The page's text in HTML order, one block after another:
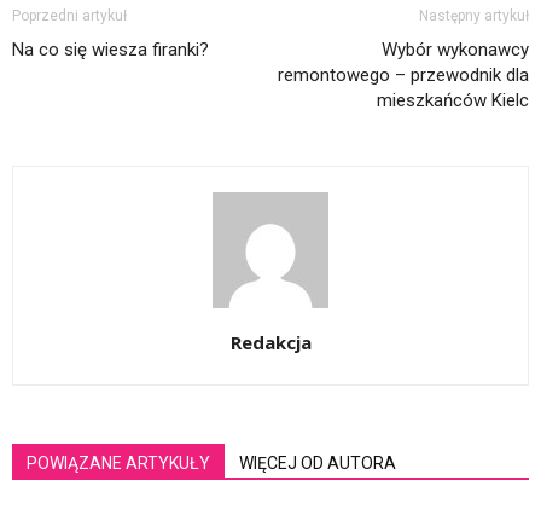
Poprzedni artykuł
Na co się wiesza firanki?
Następny artykuł
Wybór wykonawcy
remontowego – przewodnik dla
mieszkańców Kielc
Redakcja
POWIĄZANE ARTYKUŁY WIĘCEJ OD AUTORA